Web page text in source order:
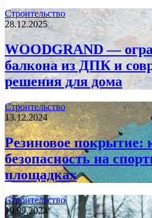
Строительство
28.12.2025
WOODGRAND —
балкона из ДПК и
решения для дома
Строительство
13.12.2024
Резиновое покрытие:
безопасность на
площадках
Строительство
10.09.2024